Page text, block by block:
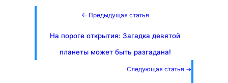
← Предыдущая статья
На пороге открытия: Загадка девятой
планеты может быть разгадана!
Следующая статья →